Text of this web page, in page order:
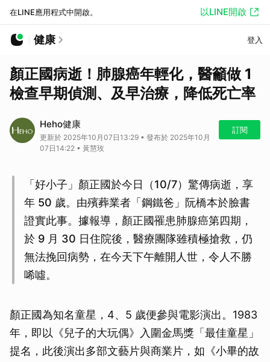
在LINE應用程式中開啟。 以LINE開啟
健康 登入
顏正國病逝！肺腺癌年輕化，醫籲做 1
檢查早期偵測、及早治療，降低死亡率
Heho健康
更新於 2025年10月07日13:29 • 發布於 2025年10月
07日14:22 • 黃慧玫
訂閱
「好小子」顏正國於今日（10/7）驚傳病逝，享
年 50 歲。由殯葬業者「鋼鐵爸」阮橋本於臉書
證實此事。據報導，顏正國罹患肺腺癌第四期，
於 9 月 30 日住院後，醫療團隊雖積極搶救，仍
無法挽回病勢，在今天下午離開人世，令人不勝
唏噓。
顏正國為知名童星，4、5 歲便參與電影演出。1983
年，即以《兒子的大玩偶》入圍金馬獎「最佳童星」
提名，此後演出多部文藝片與商業片，如《小畢的故